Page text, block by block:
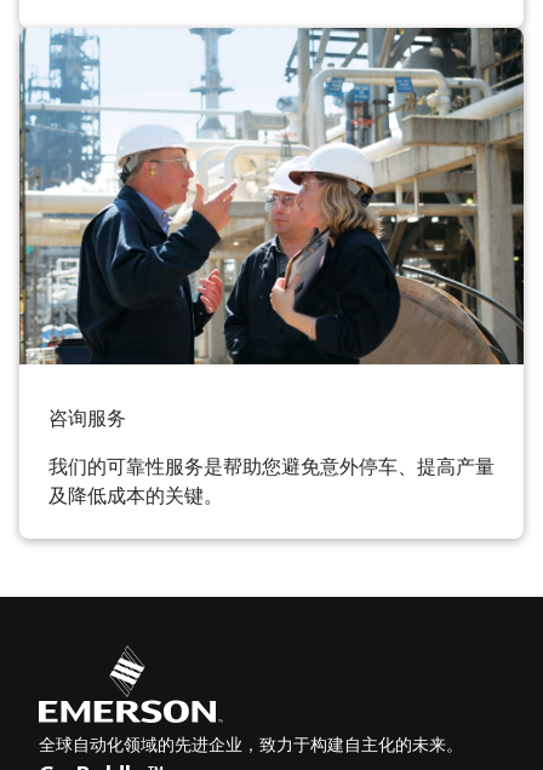
咨询服务
我们的可靠性服务是帮助您避免意外停车、提高产量
及降低成本的关键。
全球自动化领域的先进企业，致力于构建自主化的未来。